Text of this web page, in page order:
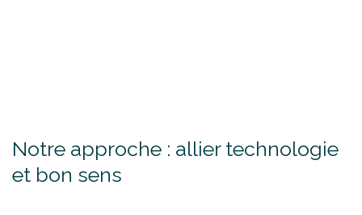
Notre approche : allier technologie
et bon sens